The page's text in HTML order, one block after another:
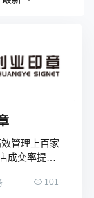
后服务
管理上百家
成交率提高
101